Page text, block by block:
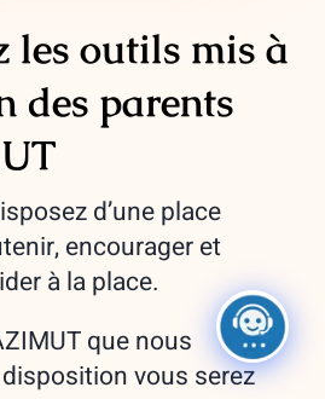
les outils mis à
des parents
d’une place
encourager et
à la place.
que nous
vous serez